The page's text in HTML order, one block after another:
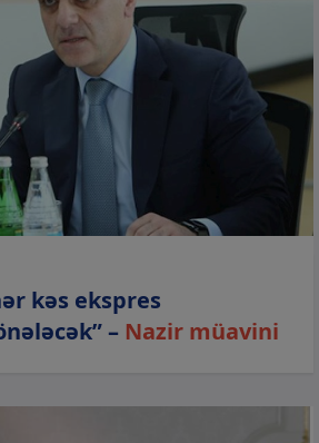
kəs ekspres
– Nazir müavini